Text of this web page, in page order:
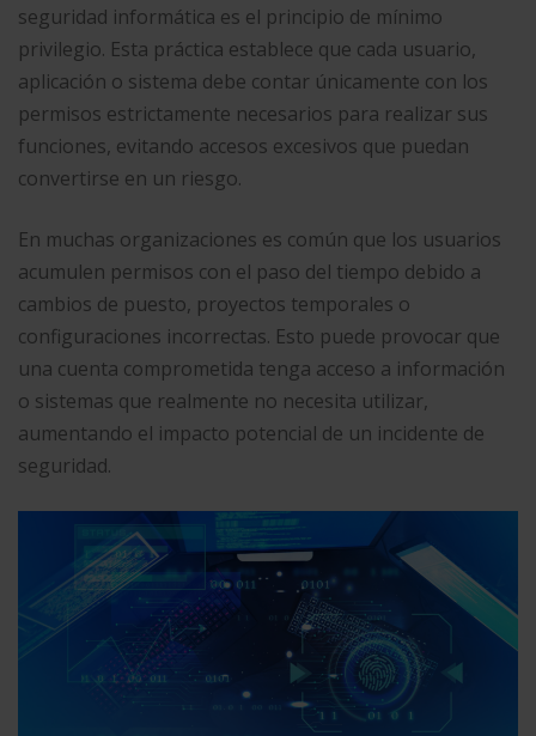
seguridad informática es el principio de mínimo
privilegio. Esta práctica establece que cada usuario,
aplicación o sistema debe contar únicamente con los
permisos estrictamente necesarios para realizar sus
funciones, evitando accesos excesivos que puedan
convertirse en un riesgo.
En muchas organizaciones es común que los usuarios
acumulen permisos con el paso del tiempo debido a
cambios de puesto, proyectos temporales o
configuraciones incorrectas. Esto puede provocar que
una cuenta comprometida tenga acceso a información
o sistemas que realmente no necesita utilizar,
aumentando el impacto potencial de un incidente de
seguridad.